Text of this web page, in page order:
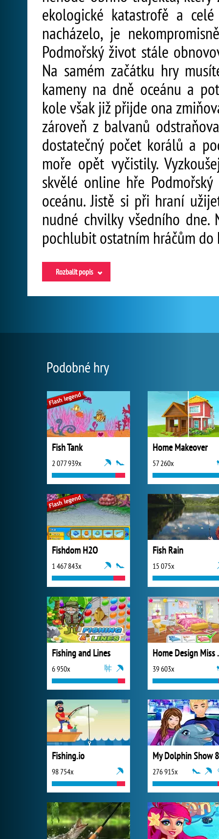
ekologické katastrofě a
nacházelo, je
Podmořský život stále
Na samém začátku hry
kameny na dně oceánu a
kole však již přijde ona
zároveň z balvanů
dostatečný počet korálů a
moře opět vyčistily.
skvělé online hře
oceánu. Jistě si při hraní
nudné chvilky všedního dne.
pochlubit ostatním hráčům do
Rozbalit popis
Podobné hry
Fish Tank
2 077 939x
Home Makeover
57 260x
Fishdom H2O
1 467 843x
Fish Rain
15 075x
Fishing and Lines
6 950x
Home
39 603x
Fishing.io
98 754x
My Dolphin Show 8
276 915x